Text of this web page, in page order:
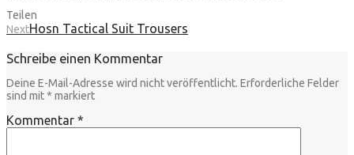
Teilen
NextHosn Tactical Suit Trousers
Schreibe einen Kommentar
Deine E-Mail-Adresse wird nicht veröffentlicht. Erforderliche Felder
sind mit* markiert
Kommentar *